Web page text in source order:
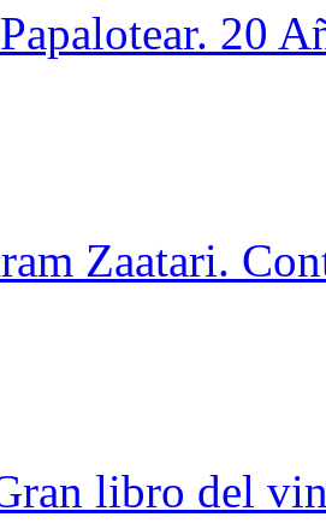
20
Zaatari.
libro del